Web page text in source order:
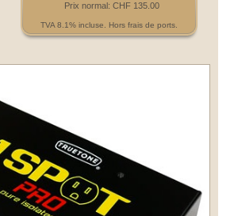
Prix normal: CHF 135.00
TVA 8.1% incluse. Hors frais de ports.